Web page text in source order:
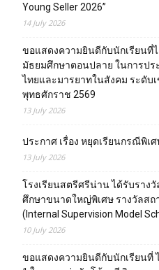
Young Seller 2026”
14 July 2026
ขอแสดงความยินดีกับนักเรียนที่
มัธยมศึกษาตอนปลาย ในการป
ไทยและมารยาทในสังคม ระดับ
พุทธศักราช 2569
13 July 2026
ประกาศ เรื่อง หยุดเรียนกรณีพิเ
13 July 2026
โรงเรียนสตรีศรีน่าน ได้รับราง
ศึกษาขนาดใหญ่พิเศษ รางวัลส
(Internal Supervision Model
10 July 2026
ขอแสดงความยินดีกับนักเรียนที่